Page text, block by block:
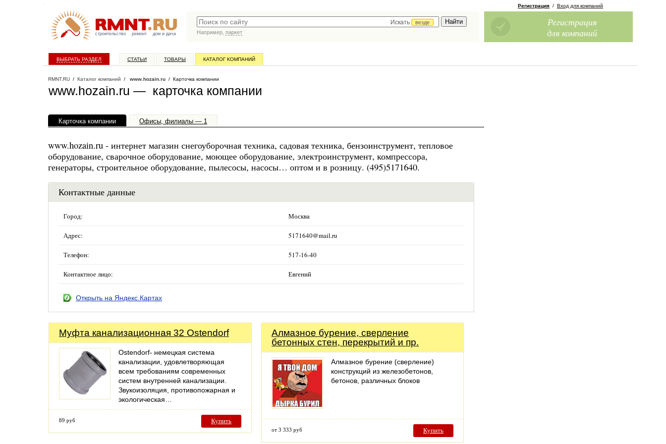
строительство ремонт дом и дача
Искать
везде
Например, паркет
Регистрация / Вход для компаний
Регистрация
для компаний
ВЫБРАТЬ РАЗДЕЛ СТАТЬИ ТОВАРЫ КАТАЛОГ КОМПАНИЙ
RMNT.RU / Каталог компаний / www.hozain.ru / Карточка компании
www.hozain.ru — карточка компании
Карточка компании Офисы, филиалы — 1
www.hozain.ru - интернет магазин снегоуборочная техника, садовая техника, бензоинструмент, тепловое
оборудование, сварочное оборудование, моющее оборудование, электроинструмент, компрессора,
генераторы, строительное оборудование, пылесосы, насосы… оптом и в розницу. (495)5171640.
Контактные данные
Город: Москва
Адрес: 5171640@mail.ru
Телефон: 517-16-40
Контактное лицо: Евгений
Открыть на Яндекс.Картах
Муфта канализационная 32 Ostendorf
Ostendorf- немецкая система
канализации, удовлетворяющая
всем требованиям современных
систем внутренней канализации.
Звукоизоляция, противопожарная и
экологическая…
89 руб Купить
Алмазное бурение, cверление
бетонных стен, перекрытий и пр.
Алмазное бурение (сверление)
конструкций из железобетонов,
бетонов, различных блоков
от 3 333 руб Купить